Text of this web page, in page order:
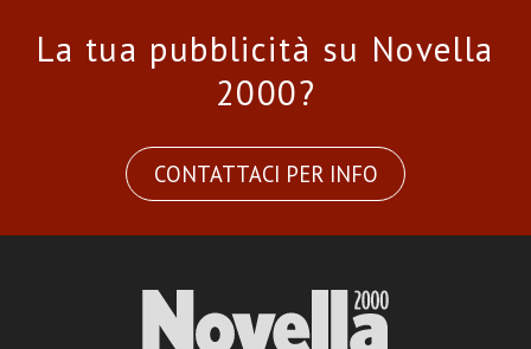
La tua pubblicità su Novella
2000?
CONTATTACI PER INFO